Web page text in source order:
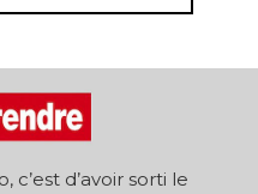
c’est d’avoir sorti le